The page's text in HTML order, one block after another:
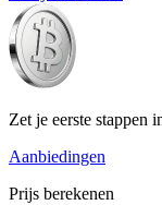
Zet je eerste stappen
Aanbiedingen
Prijs berekenen